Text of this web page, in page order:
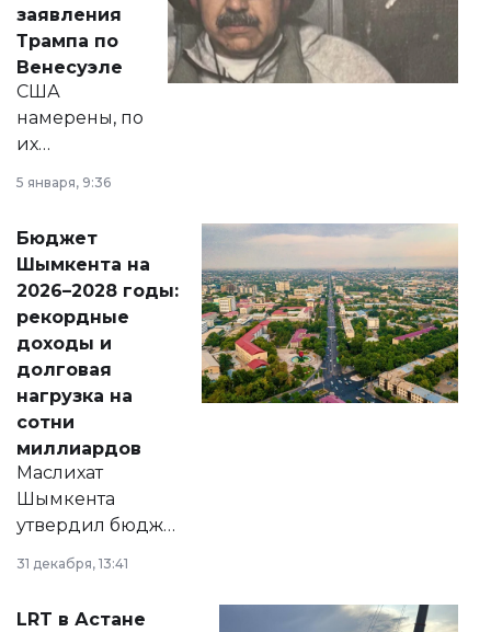
экономики и
личного здоровья.
заявления
Трампа по
Венесуэле
США
намерены, по
их
принести
народу
Венесуэлы.
5 января, 9:36
Бюджет
Шымкента на
2026–2028 годы:
рекордные
доходы и
долговая
нагрузка на
сотни
миллиардов
Маслихат
Шымкента
утвердил бюджет
города на 2026–
2028 годы.
31 декабря, 13:41
LRT в Астане